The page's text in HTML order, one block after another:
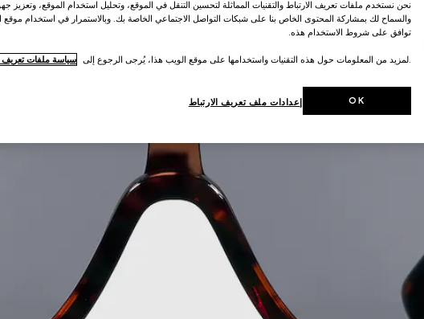
نحن نستخدم ملفات تعريف الارتباط والتقنيات المماثلة لتحسين التنقل في الموقع، وتحليل استخدام الموقع، وتعزيز
والسماح لك بمشاركة المحتوى الخاص بنا على شبكات التواصل الاجتماعي الخاصة بك. وبالاستمرار في استخدام موقع
توافق على شروط الاستخدام هذه.
.لمزيد من المعلومات حول هذه التقنيات واستخدامها على موقع الويب هذا، يُرجى الرجوع إلى سياسة ملفات تعريف
إعدادات ملف تعريف الارتباط OK